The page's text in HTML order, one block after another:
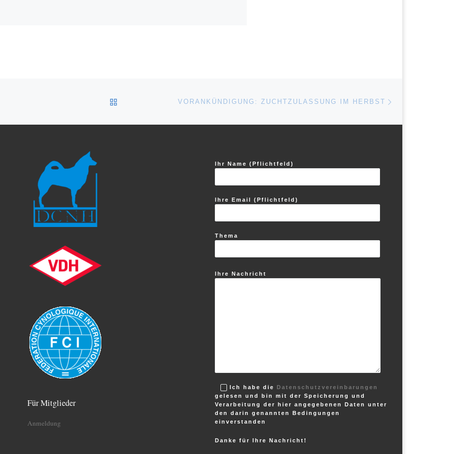
ZURÜCK ZUR BEITRAGSLISTE
VORANKÜNDIGUNG: ZUCHTZULASSUNG IM HERBST
Für Mitglieder
Anmeldung
Ihr Name (Pflichtfeld)
Ihre Email (Pflichtfeld)
Thema
Ihre Nachricht
Ich habe die Datenschutzvereinbarungen
gelesen und bin mit der Speicherung und
Verarbeitung der hier angegebenen Daten unter
den darin genannten Bedingungen
einverstanden
Danke für Ihre Nachricht!